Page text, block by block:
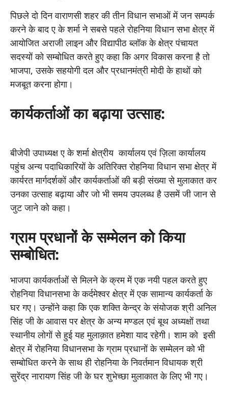
पिछले दो दिन वाराणसी शहर की तीन विधान सभाओं में जन सम्पर्क
करने के बाद ए के शर्मा ने सबसे पहले रोहनिया विधान सभा क्षेत्र में
आयोजित अराजी लाइन और विद्यापीठ ब्लॉक के क्षेत्र पंचायत
सदस्यों को सम्बोधित करते हुए कहा कि अगर विकास करना है तो
भाजपा, उसके सहयोगी दल और प्रधानमंत्री मोदी के हाथों को
मजबूत करना होगा।
कार्यकर्ताओं का बढ़ाया उत्साह:
बीजेपी उपाध्यक्ष ए के शर्मा क्षेत्रीय कार्यालय एवं ज़िला कार्यालय
पहुंच अन्य पदाधिकारियों के अतिरिक्त रोहनिया विधान सभा क्षेत्र में
कार्यरत मार्गदर्शकों और कार्यकर्ताओं की बड़ी संख्या से मुलाकात कर
उनका उत्साह बढ़ाया और जो भी समय उपलब्ध है उसमें जी जान से
जुट जाने को कहा।
ग्राम प्रधानों के सम्मेलन को किया
सम्बोधित:
भाजपा कार्यकर्ताओं से मिलने के क्रम में एक नयी पहल करते हुए
रोहनिया विधानसभा के कर्दमेश्वर क्षेत्र में एक सामान्य कार्यकर्ता के
घर गए। उन्होंने कहा कि एक शक्ति केन्द्र के संयोजक श्री अनिल
सिंह जी के आवास पर क्षेत्र के अन्य मण्डल एवं बूथ अध्यक्षों तथा
स्थानीय लोगों से हुई यह मुलाक़ात हमेशा याद रहेगी। शाम को इसी
क्षेत्र में रोहनिया विधानसभा के ग्राम प्रधानों के सम्मेलन को भी
सम्बोधित करने के साथ ही रोहनिया के निवर्तमान विधायक श्री
सुरेंद्र नारायण सिंह जी के घर शुभेच्छा मुलाकात के लिए भी गए।